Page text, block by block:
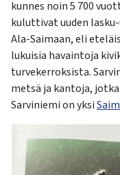
kunnes noin 5 700
kuluttivat uuden
Ala-Saimaan, eli
lukuisia havaintoja
turvekerroksista.
metsä ja kantoja,
Sarviniemi on yksi